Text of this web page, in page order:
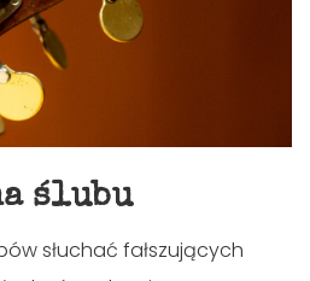
ślubu
słuchać fałszujących